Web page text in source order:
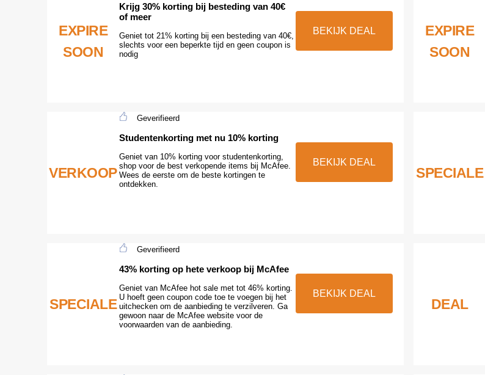
EXPIRE
SOON
Krijg 30% korting bij besteding van 40€
of meer
Geniet tot 21% korting bij een besteding van 40€,
slechts voor een beperkte tijd en geen coupon is
nodig
BEKIJK DEAL
EXPIRE
SOON
VERKOOP
Geverifieerd
Studentenkorting met nu 10% korting
Geniet van 10% korting voor studentenkorting,
shop voor de best verkopende items bij McAfee.
Wees de eerste om de beste kortingen te
ontdekken.
BEKIJK DEAL
SPECIALE
SPECIALE
Geverifieerd
43% korting op hete verkoop bij McAfee
Geniet van McAfee hot sale met tot 46% korting.
U hoeft geen coupon code toe te voegen bij het
uitchecken om de aanbieding te verzilveren. Ga
gewoon naar de McAfee website voor de
voorwaarden van de aanbieding.
BEKIJK DEAL
DEAL